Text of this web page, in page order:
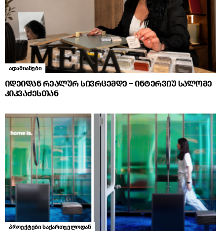
ადამიანები
იდეიდან რეალურ სივრცემდე – ინტერვიუ სალომე
კიკვაძესთან
პროექტები საქართველოდან